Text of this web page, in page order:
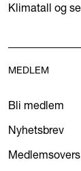
Klimatall og
MEDLEM
Bli medlem
Nyhetsbrev